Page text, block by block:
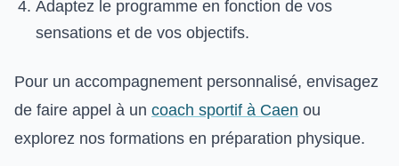
Adaptez le programme en fonction de vos
sensations et de vos objectifs.
Pour un accompagnement personnalisé, envisagez
de faire appel à un coach sportif à Caen ou
explorez nos formations en préparation physique.